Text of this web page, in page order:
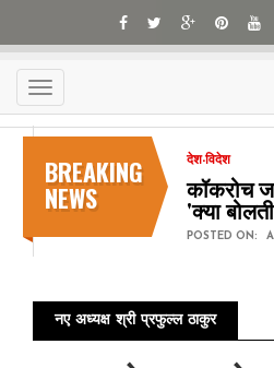
main
content
Toggle
navigation
BREAKING
NEWS
देश-विदेश
कॉकरोच
'क्या
POSTED ON:
नए अध्यक्ष श्री प्रफुल्ल ठाकुर